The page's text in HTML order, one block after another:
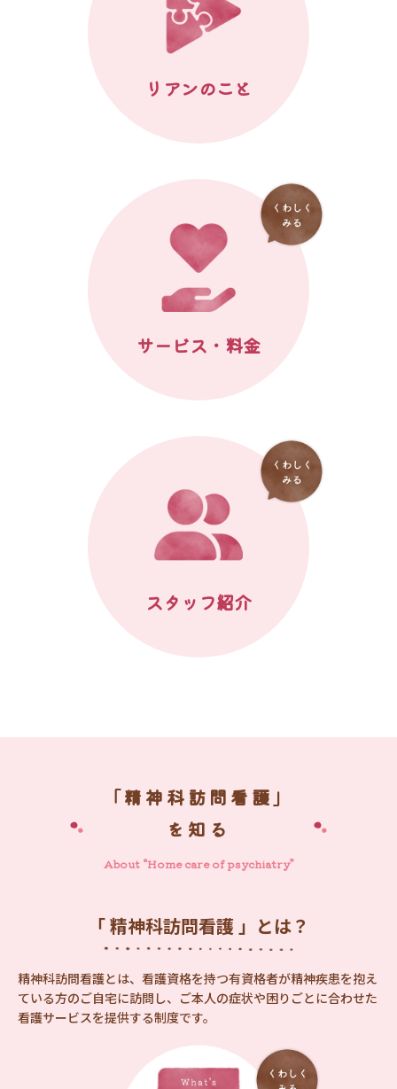
リアンのこと
サービス・料金
スタッフ紹介
「精神科訪問看護」
を知る
About “Home care of psychiatry”
「 精神科訪問看護 」とは？
精神科訪問看護とは、看護資格を持つ有資格者が精神疾患を抱え
ている方のご自宅に訪問し、ご本人の症状や困りごとに合わせた
看護サービスを提供する制度です。